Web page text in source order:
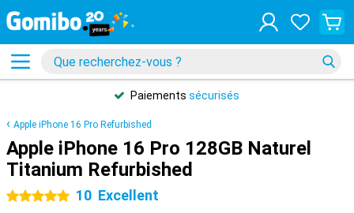
Paiements sécurisés
Apple iPhone 16 Pro Refurbished
Apple iPhone 16 Pro 128GB Naturel
Titanium Refurbished
5 étoiles 10 Excellent